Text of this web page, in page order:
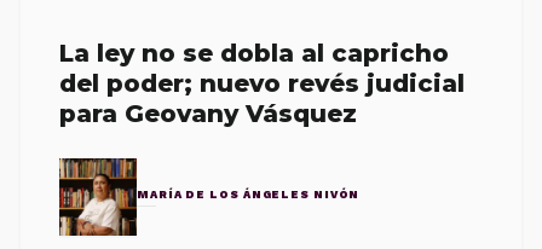
La ley no se dobla al capricho
del poder; nuevo revés judicial
para Geovany Vásquez
MARÍA DE LOS ÁNGELES NIVÓN